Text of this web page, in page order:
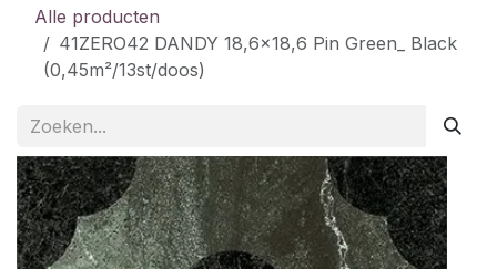
Alle producten
41ZERO42 DANDY 18,6x18,6 Pin Green_ Black
(0,45m²/13st/doos)